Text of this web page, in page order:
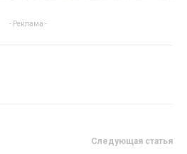
- Реклама -
Следующая статья